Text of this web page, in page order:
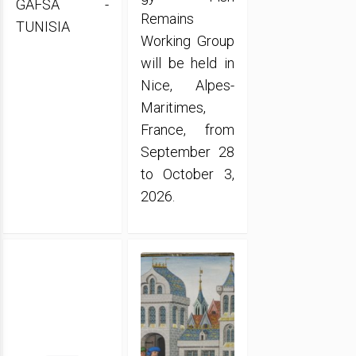
GAFSA -
TUNISIA
Remains
Working Group
will be held in
Nice, Alpes-
Maritimes,
France, from
September 28
to October 3,
2026.